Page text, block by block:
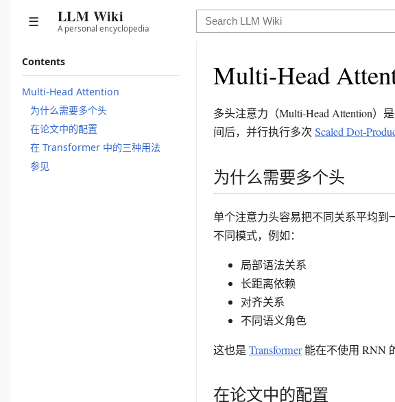
☰ LLM Wiki
A personal encyclopedia
Contents
Multi-Head Attention
为什么需要多个头
在论文中的配置
在 Transformer 中的三种用法
参见
Multi-Head
多头注意力（Multi-Head Attention）
间后，并行执行多次 Scaled Dot-
为什么需要多个头
单个注意力头容易把不同关系平均
不同模式，例如：
局部语法关系
长距离依赖
对齐关系
不同语义角色
这也是Transformer能在不使用 RNN
在论文中的配置